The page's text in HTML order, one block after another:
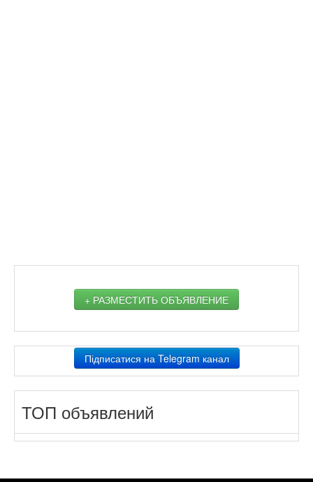
+ РАЗМЕСТИТЬ ОБЪЯВЛЕНИЕ
Підписатися на Telegram канал
ТОП объявлений